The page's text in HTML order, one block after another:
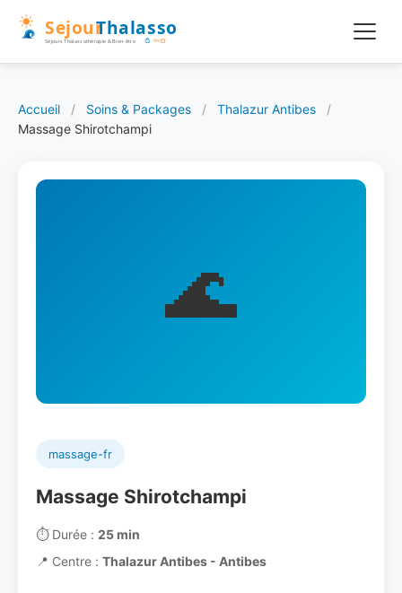
Accueil / Soins & Packages / Thalazur Antibes
/
Massage Shirotchampi
🌊
massage-fr
Massage Shirotchampi
⏱️Durée : 25 min
📍 Centre : Thalazur Antibes - Antibes